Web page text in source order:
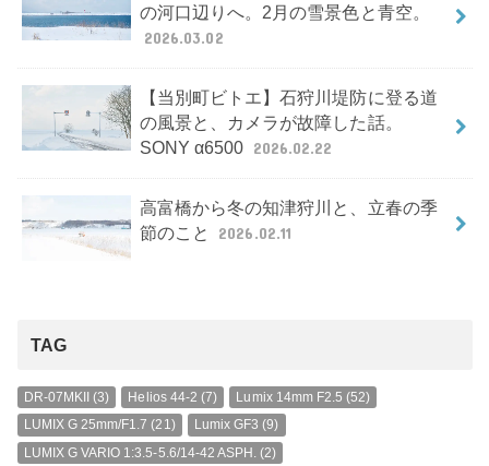
の河口辺りへ。2月の雪景色と青空。
2026.03.02
【当別町ビトエ】石狩川堤防に登る道
の風景と、カメラが故障した話。
SONY α6500 2026.02.22
高富橋から冬の知津狩川と、立春の季
節のこと
2026.02.11
TAG
DR-07MKII(3) Helios 44-2 (7) Lumix 14mm F2.5 (52)
LUMIX G 25mm/F1.7 (21) Lumix GF3 (9)
LUMIX G VARIO 1:3.5-5.6/14-42 ASPH. (2)